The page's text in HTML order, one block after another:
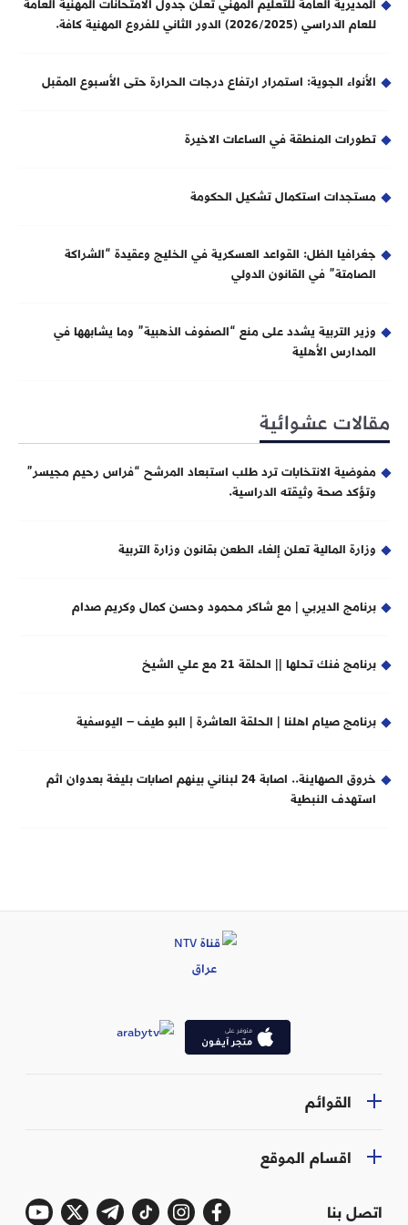
للعام الدراسي (2026/2025) الدور الثاني للفروع المهنية كافة.
الأنواء الجوية: استمرار ارتفاع درجات الحرارة حتى الأسبوع المقبل
تطورات المنطقة في الساعات الاخيرة
مستجدات استكمال تشكيل الحكومة
جغرافيا الظل: القواعد العسكرية في الخليج وعقيدة “الشراكة
الصامتة” في القانون الدولي
وزير التربية يشدد على منع “الصفوف الذهبية” وما يشابهها في
المدارس الأهلية
مقالات عشوائية
مفوضية الانتخابات ترد طلب استبعاد المرشح “فراس رحيم مجيسر”
وتؤكد صحة وثيقته الدراسية.
وزارة المالية تعلن إلغاء الطعن بقانون وزارة التربية
برنامج الديربي | مع شاكر محمود وحسن كمال وكريم صدام
برنامج فنك تحلها || الحلقة 21 مع علي الشيخ
برنامج صيام اهلنا | الحلقة العاشرة | البو طيف – اليوسفية
خروق الصهاينة.. اصابة 24 لبناني بينهم اصابات بليغة بعدوان اثم
استهدف النبطية
القوائم
اقسام الموقع
اتصل بنا